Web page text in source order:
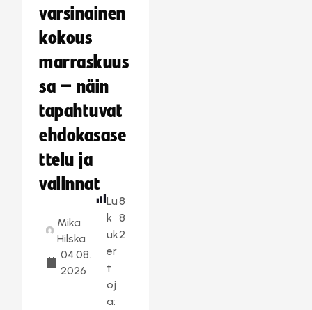
varsinainen
kokous
marraskuus
sa – näin
tapahtuvat
ehdokasase
ttelu ja
valinnat
Mika
Hilska
04.08.
2026
Lu
k
uk
er
t
oj
a:
8
8
2